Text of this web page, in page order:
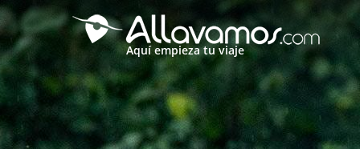
Aquí empieza tu viaje